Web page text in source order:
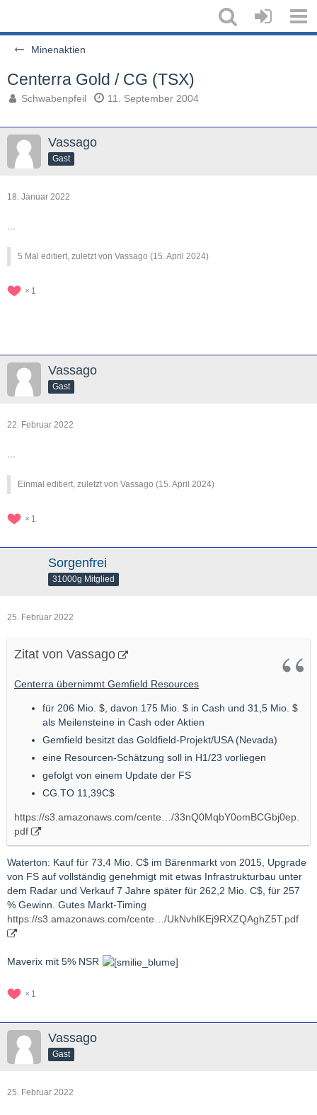
Minenaktien
Centerra Gold / CG (TSX)
Schwabenpfeil 11. September 2004
Vassago
Gast
18. Januar 2022
5 Mal editiert, zuletzt von Vassago (15. April 2024)
1
Vassago
Gast
22. Februar 2022
Einmal editiert, zuletzt von Vassago (15. April 2024)
1
Sorgenfrei
31000g Mitglied
25. Februar 2022
Zitat von Vassago
Centerra übernimmt Gemfield Resources
für 206 Mio. $, davon 175 Mio. $ in Cash und 31,5 Mio. $
als Meilensteine in Cash oder Aktien
Gemfield besitzt das Goldfield-Projekt/USA (Nevada)
eine Resourcen-Schätzung soll in H1/23 vorliegen
gefolgt von einem Update der FS
CG.TO 11,39C$
https://s3.amazonaws.com/cente…/33nQ0MqbY0omBCGbj0ep.
pdf
Waterton: Kauf für 73,4 Mio. C$ im Bärenmarkt von 2015, Upgrade
von FS auf vollständig genehmigt mit etwas Infrastrukturbau unter
dem Radar und Verkauf 7 Jahre später für 262,2 Mio. C$, für 257
% Gewinn. Gutes Markt-Timing
https://s3.amazonaws.com/cente…/UkNvhlKEj9RXZQAghZ5T.pdf
Maverix mit 5% NSR
1
Vassago
Gast
25. Februar 2022